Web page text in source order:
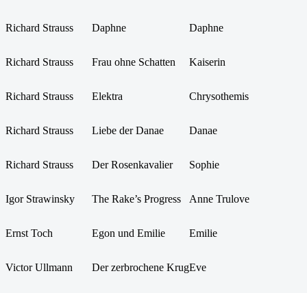
Richard Strauss Daphne Daphne
Richard Strauss Frau ohne Schatten Kaiserin
Richard Strauss Elektra Chrysothemis
Richard Strauss Liebe der Danae Danae
Richard Strauss Der Rosenkavalier Sophie
Igor Strawinsky The Rake’s Progress Anne Trulove
Ernst Toch Egon und Emilie Emilie
Victor Ullmann Der zerbrochene KrugEve